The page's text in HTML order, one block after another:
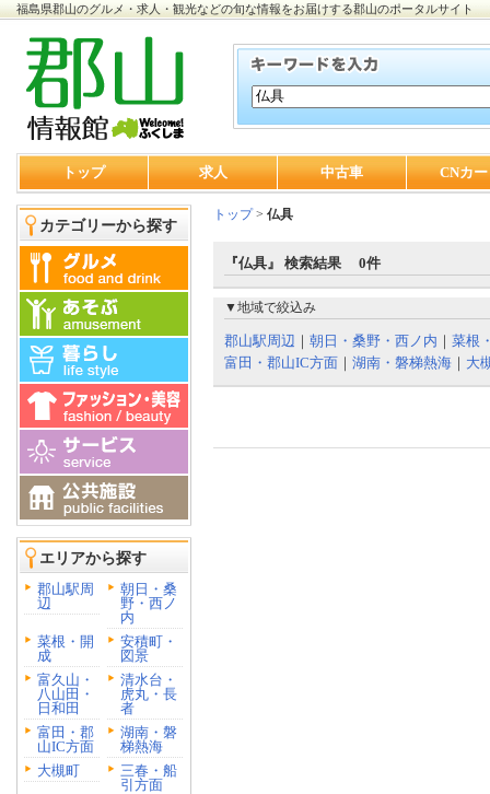
福島県郡山のグルメ・求人・観光などの旬な情報をお届けする郡山のポータルサイト
トップ 求人 中古車 CNカ
カテゴリーから探す
エリアから探す
郡山駅周
辺
朝日・桑
野・西ノ
内
菜根・開
成
安積町・
図景
富久山・
八山田・
日和田
清水台・
虎丸・長
者
富田・郡
山IC方面
湖南・磐
梯熱海
大槻町
三春・船
引方面
トップ> 仏具
『仏具』 検索結果 0件
▼地域で絞込み
郡山駅周辺 ｜ 朝日・桑野・西ノ内 ｜ 菜根
富田・郡山IC方面 ｜ 湖南・磐梯熱海 ｜ 大